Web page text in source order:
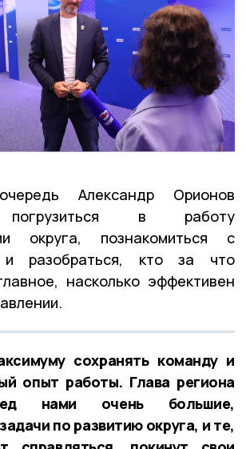
Александр Орионов
погрузиться в работу
округа, познакомиться с
и разобраться, кто за что
насколько эффективен
сохранять команду и
опыт работы. Глава региона
нами очень большие,
по развитию округа, и те,